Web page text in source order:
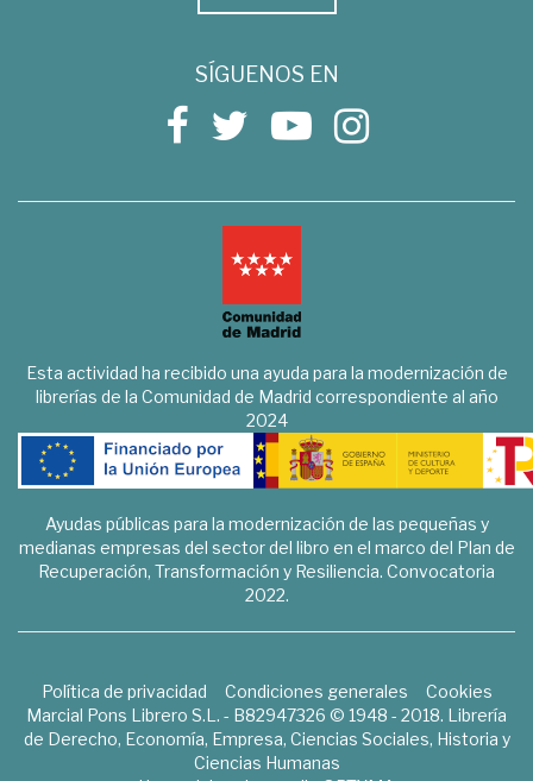
SÍGUENOS EN
Esta actividad ha recibido una ayuda para la modernización de
librerías de la Comunidad de Madrid correspondiente al año
2024
Ayudas públicas para la modernización de las pequeñas y
medianas empresas del sector del libro en el marco del Plan de
Recuperación, Transformación y Resiliencia. Convocatoria
2022.
Política de privacidad Condiciones generales
Cookies
Marcial Pons Librero S.L. - B82947326 © 1948 - 2018. Librería
de Derecho, Economía, Empresa, Ciencias Sociales, Historia y
Ciencias Humanas